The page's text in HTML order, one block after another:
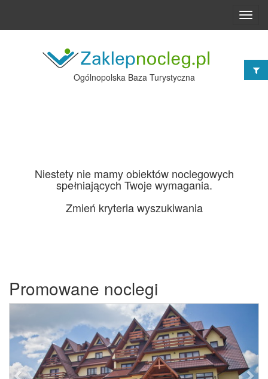
Ogólnopolska Baza Turystyczna
Niestety nie mamy obiektów noclegowych
spełniających Twoje wymagania.
Zmień kryteria wyszukiwania
Promowane noclegi